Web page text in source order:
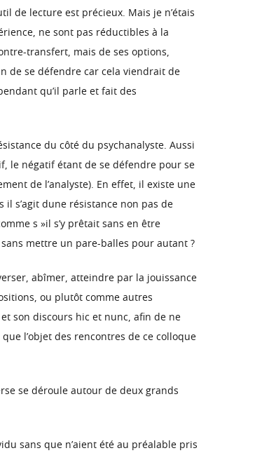
de lecture est précieux. Mais je n’étais
ne sont pas réductibles à la
transfert, mais de ses options,
de se défendre car cela viendrait de
qu’il parle et fait des
du côté du psychanalyste. Aussi
le négatif étant de se défendre pour se
de l’analyste). En effet, il existe une
s’agit dune résistance non pas de
s »il s’y prêtait sans en être
mettre un pare-balles pour autant ?
abîmer, atteindre par la jouissance
ou plutôt comme autres
son discours hic et nunc, afin de ne
l’objet des rencontres de ce colloque
se déroule autour de deux grands
sans que n’aient été au préalable pris